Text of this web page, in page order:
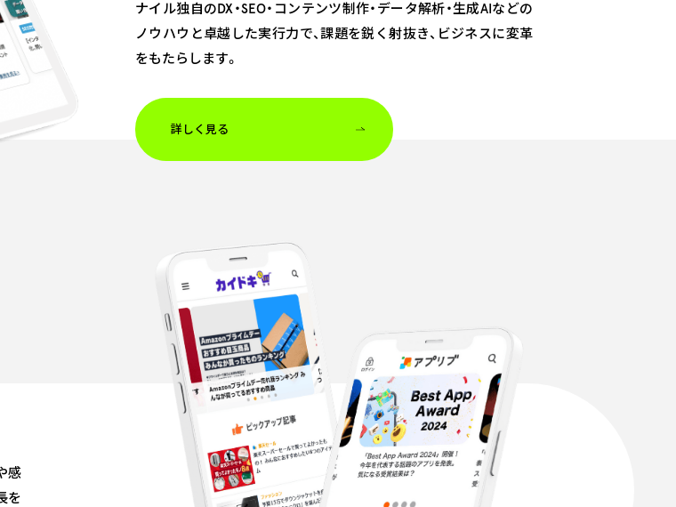
ナイル独自のDX・SEO・コンテンツ制作・データ解析・生成AIなどの
ノウハウと卓越した実行力で、課題を鋭く射抜き、ビジネスに変革
をもたらします。
詳しく見る
感
を